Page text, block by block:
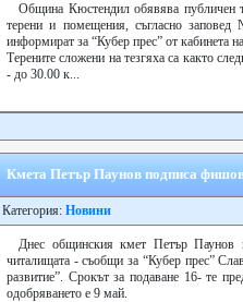
Община Кюстендил обявява публичен
терени и помещения, съгласно
информират за “Кубер прес” от кабинета
Терените сложени на тезгяха са както
- до 30.00 к...
Кмета Петър Паунов подписа
Категория: Новини
Днес общинския кмет Петър Паунов
читалищата - съобщи за “Кубер прес”
развитие”. Срокът за подаване 16- те
одобряването е 9 май.